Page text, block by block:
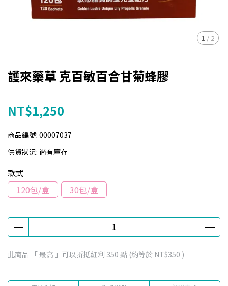
1 / 2
護來藥草 克百敏百合甘菊蜂膠
NT$1,250
商品編號: 00007037
供貨狀況: 尚有庫存
款式
120包/盒
30包/盒
此商品 「 最高 」可以折抵紅利 350 點 (約等於 NT$350 )